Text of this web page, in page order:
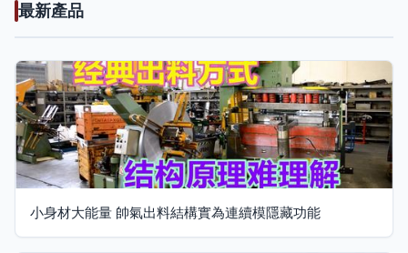
最新產品
小身材大能量 帥氣出料結構實為連續模隱藏功能